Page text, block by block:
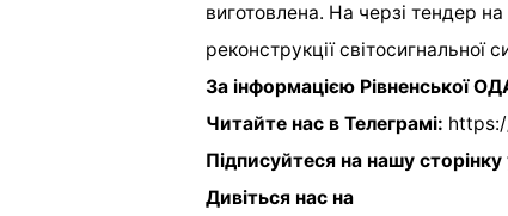
виготовлена. На черзі тендер
реконструкції світосигнальної
За інформацією Рівненської
Читайте нас в Телеграмі:
Підписуйтеся на нашу сторінку
Дивіться нас на